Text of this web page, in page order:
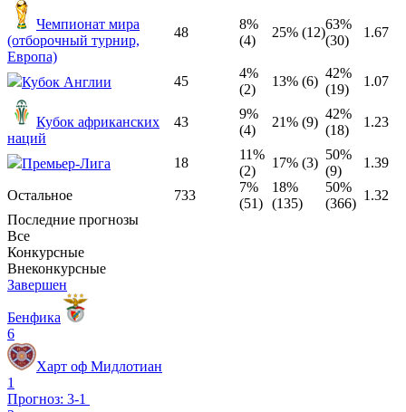
Чемпионат мира
(отборочный турнир,
Европа)
48
8%
(4)
25% (12)
63%
(30)
1.67
Кубок Англии 45
4%
(2)
13% (6)
42%
(19)
1.07
Кубок африканских
наций
43
9%
(4)
21% (9)
42%
(18)
1.23
Премьер-Лига 18
11%
(2)
17% (3)
50%
(9)
1.39
Остальное 733
7%
(51)
18%
(135)
50%
(366)
1.32
Последние прогнозы
Все
Конкурсные
Внеконкурсные
Завершен
Бенфика
6
Харт оф Мидлотиан
1
Прогноз: 3-1